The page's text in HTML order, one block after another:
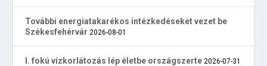
További energiatakarékos intézkedéseket vezet be
Székesfehérvár 2026-08-01
I. fokú vízkorlátozás lép életbe országszerte 2026-07-31